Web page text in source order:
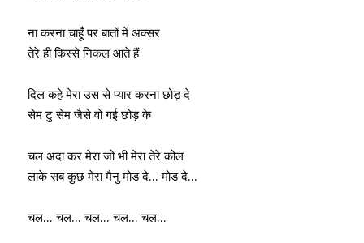
ना करना चाहूँ पर बातों में अक्सर
तेरे ही किस्से निकल आते हैं
दिल कहे मेरा उस से प्यार करना छोड़ दे
सेम टु सेम जैसे वो गई छोड़ के
चल अदा कर मेरा जो भी मेरा तेरे कोल
लाके सब कुछ मेरा मैनु मोड दे… मोड दे…
चल… चल… चल… चल… चल…